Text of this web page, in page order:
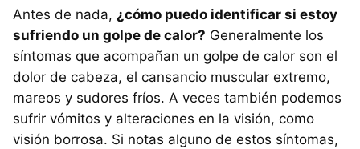
Antes de nada, ¿cómo puedo identificar si estoy
sufriendo un golpe de calor? Generalmente los
síntomas que acompañan un golpe de calor son el
dolor de cabeza, el cansancio muscular extremo,
mareos y sudores fríos. A veces también podemos
sufrir vómitos y alteraciones en la visión, como
visión borrosa. Si notas alguno de estos síntomas,